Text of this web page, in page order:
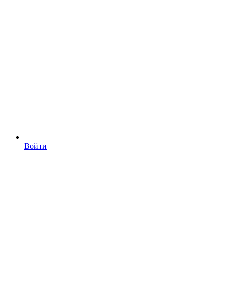
Войти